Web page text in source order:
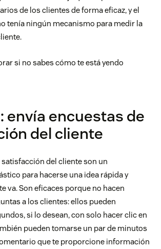
de los clientes de forma eficaz, y el
tenía ningún mecanismo para medir la
si no sabes cómo te está yendo
envía encuestas de
del cliente
satisfacción del cliente son un
para hacerse una idea rápida y
va. Son eficaces porque no hacen
a los clientes: ellos pueden
si lo desean, con solo hacer clic en
pueden tomarse un par de minutos
que te proporcione información